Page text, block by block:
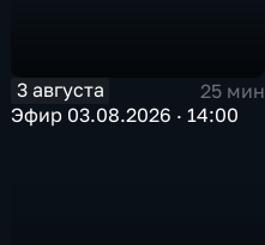
3 августа
25 мин
Эфир 03.08.2026 · 14:00